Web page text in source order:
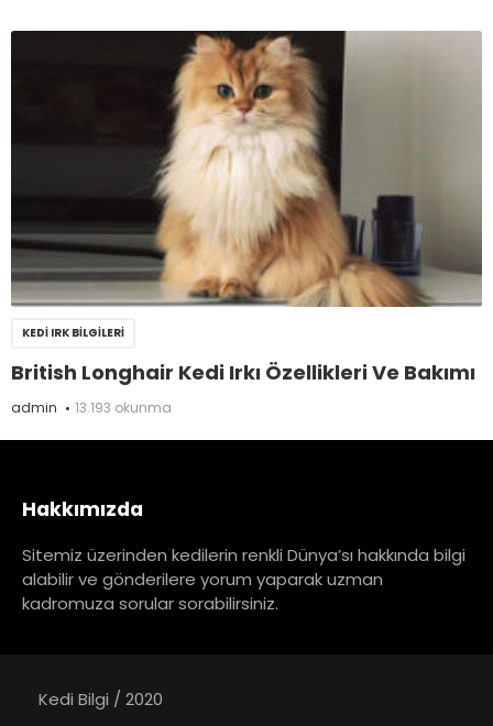
KEDI IRK BILGILERI
British Longhair Kedi Irkı Özellikleri Ve Bakımı
admin 13.193 okunma
Hakkımızda
Sitemiz üzerinden kedilerin renkli Dünya’sı hakkında bilgi
alabilir ve gönderilere yorum yaparak uzman
kadromuza sorular sorabilirsiniz.
Kedi Bilgi / 2020